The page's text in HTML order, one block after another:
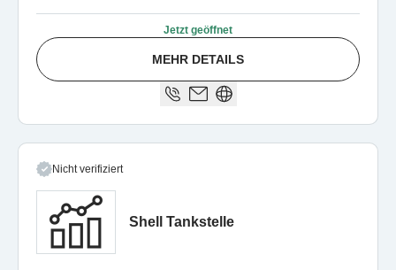
Jetzt geöffnet
MEHR DETAILS
Nicht verifiziert
Shell Tankstelle